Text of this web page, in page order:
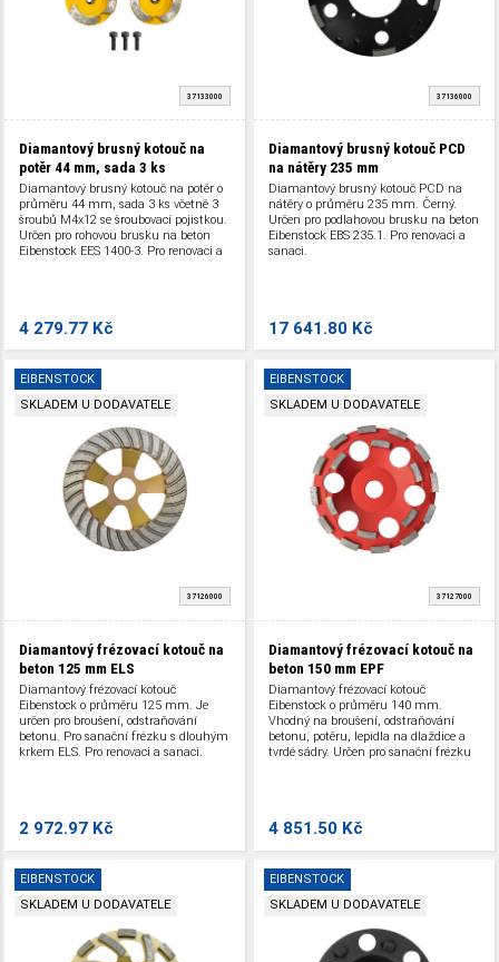
37133000
Diamantový brusný kotouč na
potěr 44 mm, sada 3 ks
Diamantový brusný kotouč na potěr o
průměru 44 mm, sada 3 ks včetně 3
šroubů M4x12 se šroubovací pojistkou.
Určen pro rohovou brusku na beton
Eibenstock EES 1400-3. Pro renovaci a
4 279.77 Kč
37136000
Diamantový brusný kotouč PCD
na nátěry 235 mm
Diamantový brusný kotouč PCD na
nátěry o průměru 235 mm. Černý.
Určen pro podlahovou brusku na beton
Eibenstock EBS 235.1. Pro renovaci a
sanaci.
17 641.80 Kč
EIBENSTOCK
SKLADEM U DODAVATELE
37126000
Diamantový frézovací kotouč na
beton 125 mm ELS
Diamantový frézovací kotouč
Eibenstock o průměru 125 mm. Je
určen pro broušení, odstraňování
betonu. Pro sanační frézku s dlouhým
krkem ELS. Pro renovaci a sanaci.
2 972.97 Kč
EIBENSTOCK
SKLADEM U DODAVATELE
37127000
Diamantový frézovací kotouč na
beton 150 mm EPF
Diamantový frézovací kotouč
Eibenstock o průměru 140 mm.
Vhodný na broušení, odstraňování
betonu, potěru, lepidla na dlaždice a
tvrdé sádry. Určen pro sanační frézku
4 851.50 Kč
EIBENSTOCK
SKLADEM U DODAVATELE
EIBENSTOCK
SKLADEM U DODAVATELE